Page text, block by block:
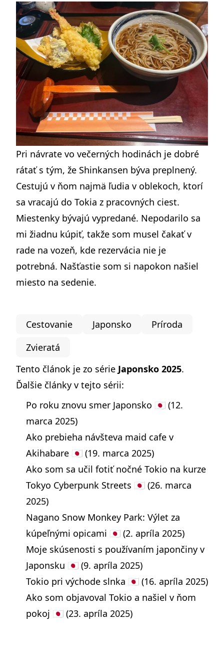
Pri návrate vo večerných hodinách je dobré
rátať s tým, že Shinkansen býva preplnený.
Cestujú v ňom najmä ľudia v oblekoch, ktorí
sa vracajú do Tokia z pracovných ciest.
Miestenky bývajú vypredané. Nepodarilo sa
mi žiadnu kúpiť, takže som musel čakať v
rade na vozeň, kde rezervácia nie je
potrebná. Našťastie som si napokon našiel
miesto na sedenie.
Cestovanie Japonsko
Príroda
Zvieratá
Tento článok je zo série Japonsko 2025.
Ďalšie články v tejto sérii:
Po roku znovu smer Japonsko 🇯🇵 (12.
marca 2025)
Ako prebieha návšteva maid cafe v
Akihabare 🇯🇵 (19. marca 2025)
Ako som sa učil fotiť nočné Tokio na kurze
Tokyo Cyberpunk Streets 🇯🇵 (26. marca
2025)
Nagano Snow Monkey Park: Výlet za
kúpeľnými opicami 🇯🇵 (2. apríla 2025)
Moje skúsenosti s používaním japončiny v
Japonsku 🇯🇵 (9. apríla 2025)
Tokio pri východe slnka 🇯🇵 (16. apríla 2025)
Ako som objavoval Tokio a našiel v ňom
pokoj 🇯🇵 (23. apríla 2025)